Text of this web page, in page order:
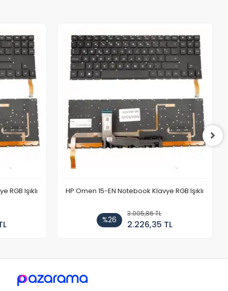
RGB Işıklı HP Omen 15-EN Notebook Klavye RGB Işıklı
%26
3.005,86 TL
2.226,35 TL